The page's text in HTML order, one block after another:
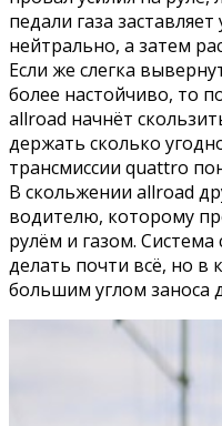
педали газа
нейтрально, а затем
Если же слегка
более настойчиво, то
allroad начнёт
держать сколько
трансмиссии quattro
В скольжении allroad
водителю, которому
рулём и газом.
делать почти всё, но в
большим углом заноса